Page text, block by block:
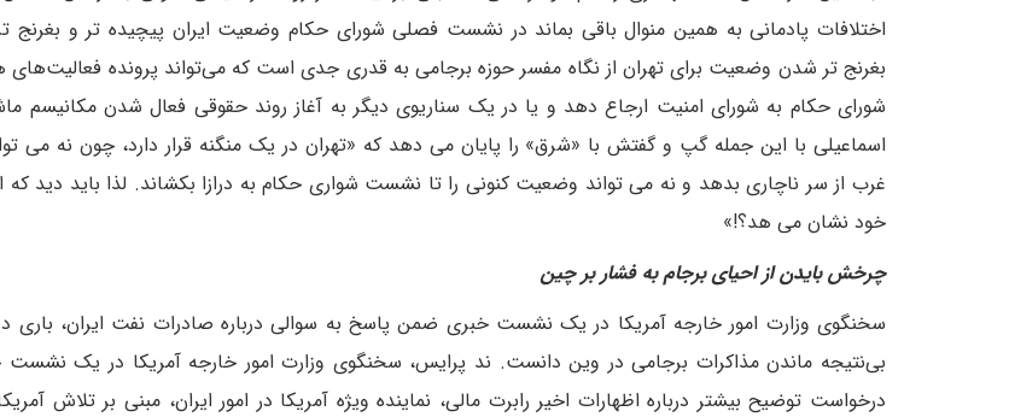
اختلافات پادمانی به همین منوال باقی بماند در نشست فصلی شورای حکام وضعیت ایران پیچیده تر و بغرنج
بغرنج تر شدن وضعیت برای تهران از نگاه مفسر حوزه برجامی به قدری جدی است که می‌تواند پرونده فعالیت‌های
شورای حکام به شورای امنیت ارجاع دهد و یا در یک سناریوی دیگر به آغاز روند حقوقی فعال شدن مکانیسم
اسماعیلی با این جمله گپ و گفتش با «شرق» را پایان می دهد که «تهران در یک منگنه قرار دارد، چون نه می
غرب از سر ناچاری بدهد و نه می تواند وضعیت کنونی را تا نشست شواری حکام به درازا بکشاند. لذا باید دید که
خود نشان می هد؟!»
چرخش بایدن از احیای برجام به فشار بر چین
سخنگوی وزارت امور خارجه آمریکا در یک نشست خبری ضمن پاسخ به سوالی درباره صادرات نفت ایران، باری
بی‌نتیجه ماندن مذاکرات برجامی در وین دانست. ند پرایس، سخنگوی وزارت امور خارجه آمریکا در یک‌
درخواست توضیح بیشتر درباره اظهارات اخیر رابرت مالی، نماینده ویژه آمریکا در امور ایران، مبنی بر تلاش